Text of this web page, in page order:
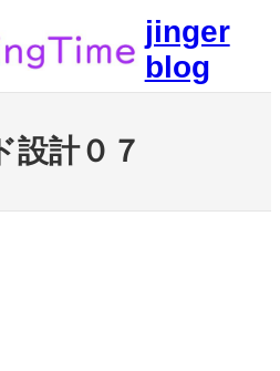
jinger
blog
設計０７